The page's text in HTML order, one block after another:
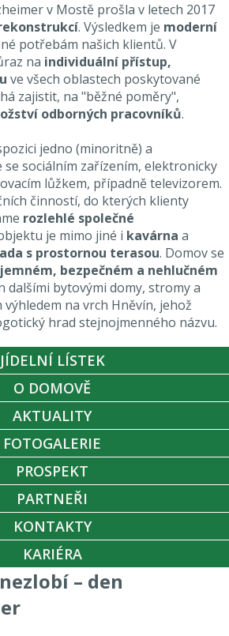
v Mostě prošla v letech 2017
. Výsledkem je moderní
potřebám našich klientů. V
na individuální přístup,
ve všech oblastech poskytované
zajistit, na "běžné poměry",
odborných pracovníků.
jedno (minoritně) a
sociálním zařízením, elektronicky
lůžkem, případně televizorem.
činností, do kterých klienty
rozlehlé společné
je mimo jiné i kavárna a
s prostornou terasou. Domov se
bezpečném a nehlučném
dalšími bytovými domy, stromy a
na vrch Hněvín, jehož
hrad stejnojmenného názvu.
JÍDELNÍ LÍSTEK
O DOMOVĚ
AKTUALITY
FOTOGALERIE
PROSPEKT
PARTNEŘI
KONTAKTY
KARIÉRA
– den